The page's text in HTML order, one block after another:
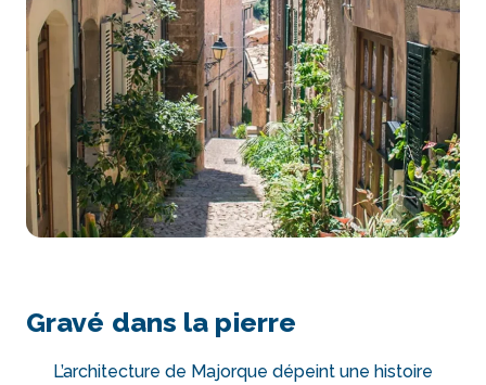
Gravé dans la pierre
L’architecture de Majorque dépeint une histoire